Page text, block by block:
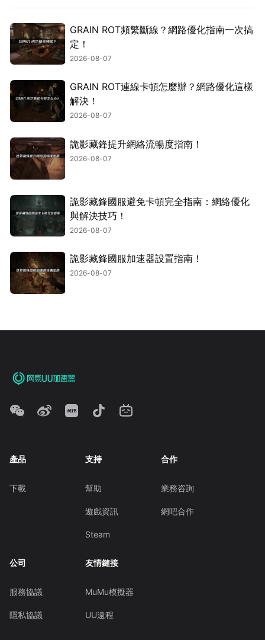
GRAIN ROT頻繁斷線？網路優化指南一次搞
定！
2026-08-07
GRAIN ROT連線卡頓怎麼辦？網路優化這樣
解決！
2026-08-07
詭影藏鋒提升網絡流暢度指南！
2026-08-07
詭影藏鋒國服避免卡頓完全指南：網絡優化
與解決技巧！
2026-08-07
詭影藏鋒國服加速器設置指南！
2026-08-07
產品
下載
支持
幫助
遊戲資訊
Steam
合作
業務咨詢
網吧合作
公司
服務協議
隱私協議
友情鏈接
MuMu模擬器
UU遠程